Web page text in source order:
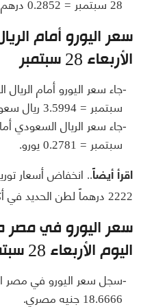
سعر اليورو أمام
الأربعاء 28 سبتمبر
سبتمبر = 3.5994 ريال سعودي.
سبتمبر = 0.2781 يورو.
اقرأ أيضاً.. انخفاض أسعار
2222 درهماً لطن الحديد في أكتوبر.
سعر اليورو في مصر
اليوم الأربعاء 28 سبتمبر
18.6666 جنيه مصري.